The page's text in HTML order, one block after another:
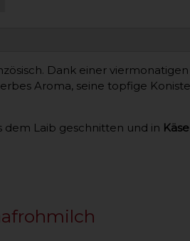
Dank einer
Aroma, seine topfige
dem Laib geschnitten und in